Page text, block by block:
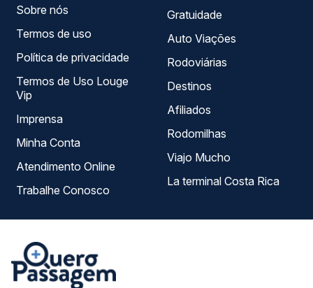
Sobre nós
Termos de uso
Política de privacidade
Termos de Uso Louge
Vip
Imprensa
Minha Conta
Atendimento Online
Trabalhe Conosco
Gratuidade
Auto Viações
Rodoviárias
Destinos
Afiliados
Rodomilhas
Viajo Mucho
La terminal Costa Rica